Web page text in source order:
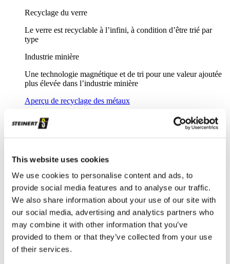
This website uses cookies
We use cookies to personalise content and ads, to
provide social media features and to analyse our traffic.
We also share information about your use of our site with
our social media, advertising and analytics partners who
may combine it with other information that you’ve
provided to them or that they’ve collected from your use
of their services.
Recyclage du verre
Le verre est recyclable à l’infini, à condition d’être trié par
type
Industrie minière
Une technologie magnétique et de tri pour une valeur ajoutée
plus élevée dans l’industrie minière
Aperçu de recyclage des métaux
Ses solutions innovantes et assistées par capteurs, pour des
niveaux de tri élevés et un recyclage des métaux efficace.
Une revalorisation intelligente des riblons d’acier : avec une
épuration magnétique ciblée
Ferrailles broyées
Séparation sûre et fiable des ferrailles broyées
Résidus de broyage automobile
Les solutions pour le recyclage des RBA